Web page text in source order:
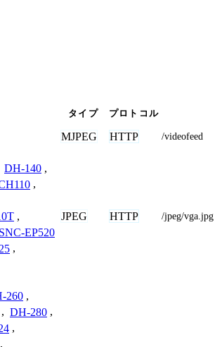
タイプ プロトコル
MJPEG HTTP /videofeed
DH-140 ,
,
,
SNC-EP520
,
JPEG HTTP /jpeg/vga.jpg
260 ,
, DH-280 ,
,
,